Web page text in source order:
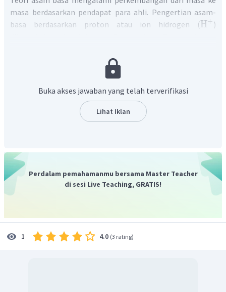
masa berdasarkan pendapat para ahli. Pengertian asam-
basa berdasarkan proton atau ion hidrogen (H+)
bersamaan. Menurut Bronsted-Lowry:
(donor proton).
Basa adalah spesi yang dapat menerima proton
(akseptor proton).
menurut Bronsted-Lowry.
Buka akses jawaban yang telah terverifikasi
Lihat Iklan
Perdalam pemahamanmu bersama Master Teacher
di sesi Live Teaching, GRATIS!
1 4.0 (3 rating)